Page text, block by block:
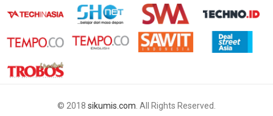
© 2018 sikumis.com . All Rights Reserved.